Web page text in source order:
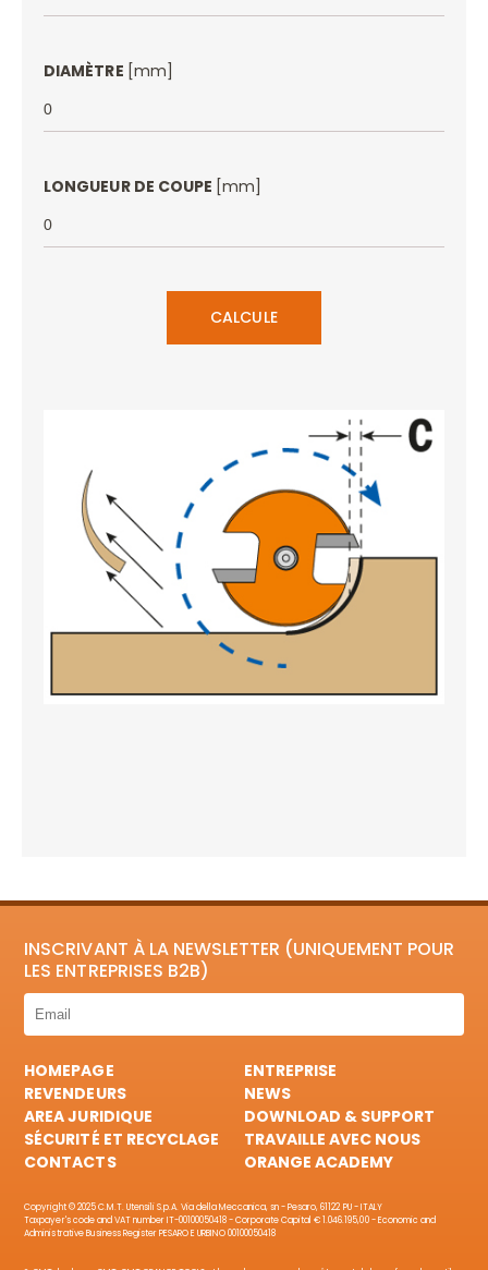
DIAMÈTRE [mm]
LONGUEUR DE COUPE [mm]
CALCULE
INSCRIVANT À LA NEWSLETTER (UNIQUEMENT POUR
LES ENTREPRISES B2B)
HOMEPAGE
ENTREPRISE
REVENDEURS
NEWS
AREA JURIDIQUE
DOWNLOAD & SUPPORT
SÉCURITÉ ET RECYCLAGE
TRAVAILLE AVEC NOUS
CONTACTS
ORANGE ACADEMY
Copyright © 2025 C.M.T. Utensili S.p.A. Via della Meccanica, sn - Pesaro, 61122 PU - ITALY
Taxpayer's code and VAT number IT-00100050418 - Corporate Capital € 1.046.195,00 - Economic and
Administrative Business Register PESARO E URBINO 00100050418